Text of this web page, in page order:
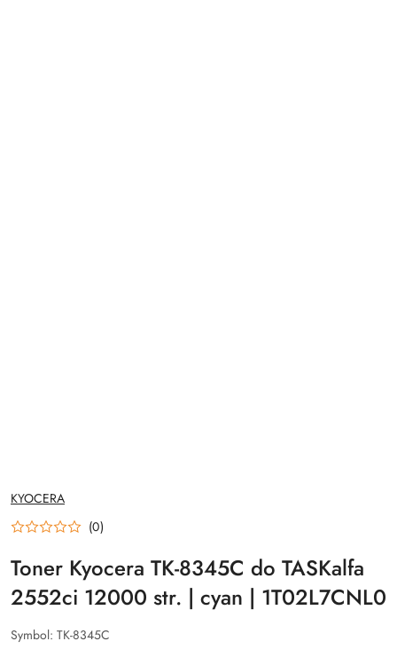
NAZWA
PRODUCENTA:
KYOCERA
(0)
Toner Kyocera TK-8345C do TASKalfa
2552ci 12000 str. | cyan | 1T02L7CNL0
Symbol: TK-8345C